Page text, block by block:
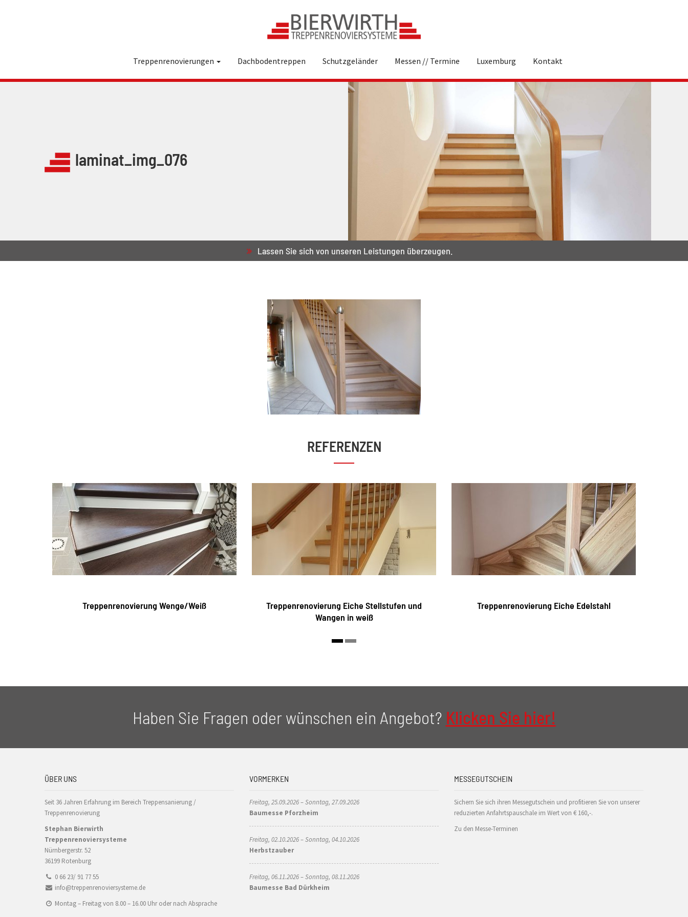
Treppenrenovierungen Dachbodentreppen Schutzgeländer Messen // Termine Luxemburg Kontakt
laminat_img_076
Lassen Sie sich von unseren Leistungen überzeugen.
REFERENZEN
Treppenrenovierung Wenge/Weiß
Treppenrenovierung Eiche Stellstufen und
Wangen in weiß
Treppenrenovierung Eiche Edelstahl
Haben Sie Fragen oder wünschen ein Angebot? Klicken Sie hier!
ÜBER UNS
Seit 36 Jahren Erfahrung im Bereich Treppensanierung /
Treppenrenovierung
Stephan Bierwirth
Treppenrenoviersysteme
Nürnbergerstr. 52
36199 Rotenburg
0 66 23/ 91 77 55
info@treppenrenoviersysteme.de
Montag – Freitag von 8.00 – 16.00 Uhr oder nach Absprache
VORMERKEN
Freitag, 25.09.2026 – Sonntag, 27.09.2026
Baumesse Pforzheim
Freitag, 02.10.2026 – Sonntag, 04.10.2026
Herbstzauber
Freitag, 06.11.2026 – Sonntag, 08.11.2026
Baumesse Bad Dürkheim
MESSEGUTSCHEIN
Sichern Sie sich ihren Messegutschein und profitieren Sie von unserer
reduzierten Anfahrtspauschale im Wert von € 160,-.
Zu den Messe-Terminen